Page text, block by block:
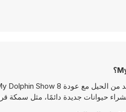
حيوانات جديدة دائمًا، مثل سمكة